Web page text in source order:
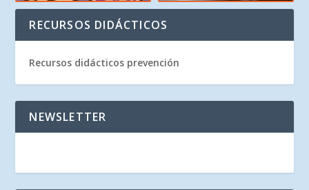
RECURSOS DIDÁCTICOS
Recursos didácticos prevención
NEWSLETTER